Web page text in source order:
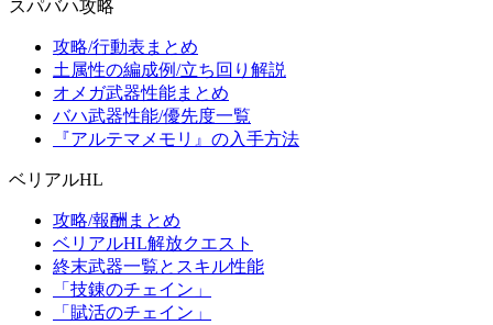
スパバハ攻略
攻略/行動表まとめ
土属性の編成例/立ち回り解説
オメガ武器性能まとめ
バハ武器性能/優先度一覧
『アルテマメモリ』の入手方法
ベリアルHL
攻略/報酬まとめ
ベリアルHL解放クエスト
終末武器一覧とスキル性能
「技錬のチェイン」
「賦活のチェイン」